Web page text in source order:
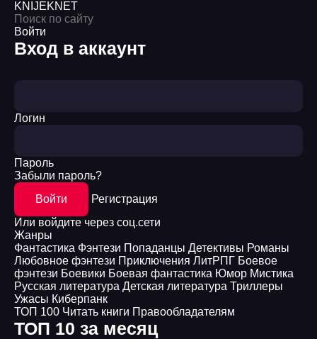
KNIJEKNET
Войти
Вход в аккаунт
Логин
Пароль
Забыли пароль?
Войти
Регистрация
Или войдите через соц.сети
Жанры
Фантастика Фэнтези Попаданцы Детективы Романы
Любовное фэнтези Приключения ЛитРПГ Боевое
фэнтези Боевики Боевая фантастика Юмор Мистика
Русская литература Детская литература Триллеры
Ужасы Киберпанк
ТОП 100 Читать книги Правообладателям
ТОП 10 за месяц